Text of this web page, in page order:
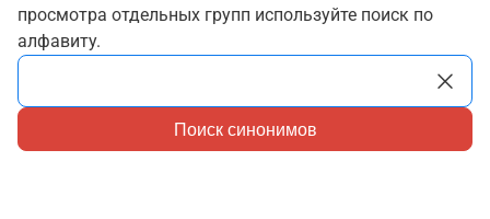
просмотра отдельных групп используйте поиск по
алфавиту.
Поиск синонимов